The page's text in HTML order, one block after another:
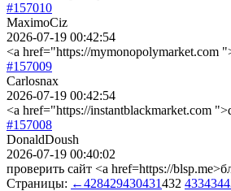
#157010
MaximoCiz
2026-07-19 00:42:54
<a href="https://mymonopolymarket.com
#157009
Carlosnax
2026-07-19 00:42:54
<a href="https://instantblackmarket.com
#157008
DonaldDoush
2026-07-19 00:40:02
проверить сайт <a href=https://
Страницы: ←428429430431432 433434